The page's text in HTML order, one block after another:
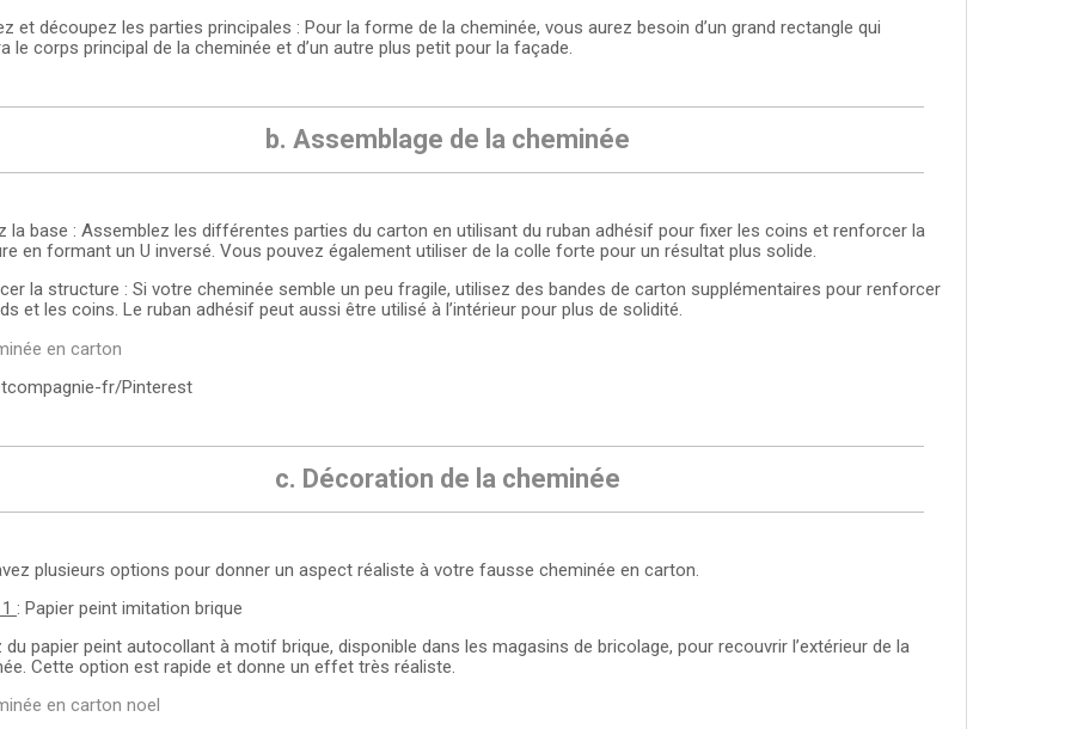
et découpez les parties principales : Pour la forme de la cheminée, vous aurez besoin d’un grand rectangle qui
le corps principal de la cheminée et d’un autre plus petit pour la façade.
b. Assemblage de la cheminée
la base : Assemblez les différentes parties du carton en utilisant du ruban adhésif pour fixer les coins et renforcer la
en formant un U inversé. Vous pouvez également utiliser de la colle forte pour un résultat plus solide.
la structure : Si votre cheminée semble un peu fragile, utilisez des bandes de carton supplémentaires pour renforcer
et les coins. Le ruban adhésif peut aussi être utilisé à l’intérieur pour plus de solidité.
fr/Pinterest
c. Décoration de la cheminée
plusieurs options pour donner un aspect réaliste à votre fausse cheminée en carton.
: Papier peint imitation brique
du papier peint autocollant à motif brique, disponible dans les magasins de bricolage, pour recouvrir l’extérieur de la
Cette option est rapide et donne un effet très réaliste.